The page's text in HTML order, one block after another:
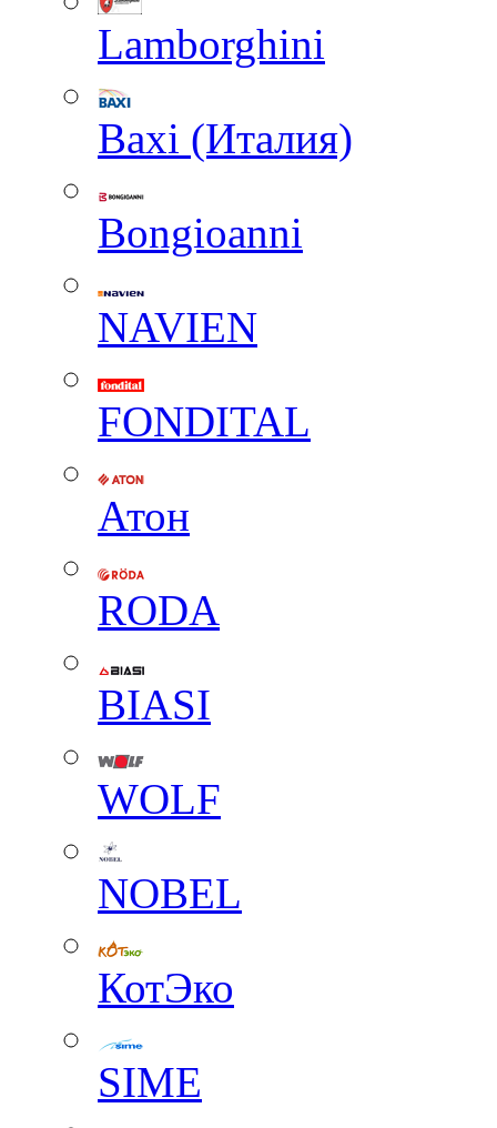
Lamborghini
Baxi (Италия)
Вongioanni
NAVIEN
FONDITAL
Атон
RODA
BIASI
WOLF
NOBEL
КотЭко
SIME